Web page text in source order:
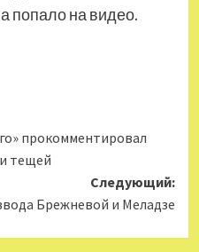
попало на видео.
прокомментировал
тещей
Следующий:
Брежневой и Меладзе